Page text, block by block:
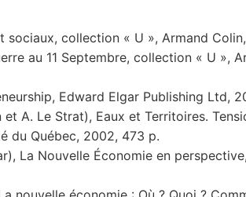
collection « U », Armand
au 11 Septembre, collection « U »,
Edward Elgar Publishing Ltd,
A. Le Strat), Eaux et Territoires.
du Québec, 2002, 473 p.
La Nouvelle Économie en perspective,